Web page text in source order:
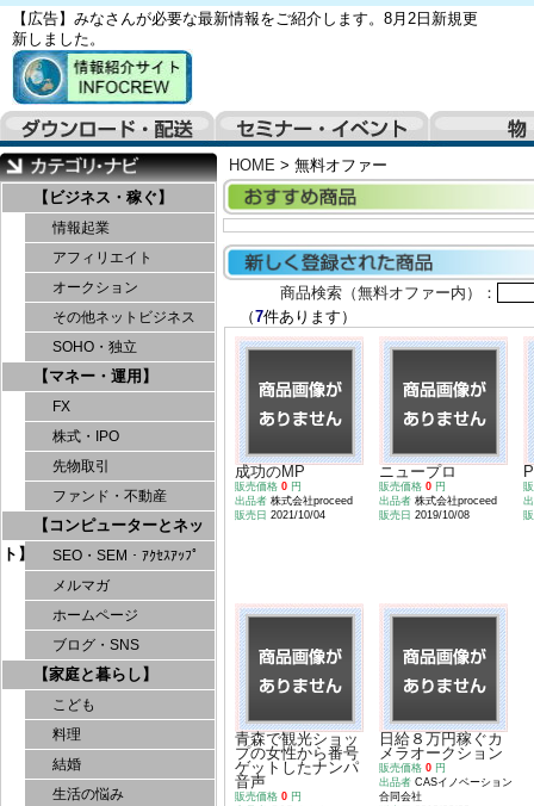
【広告】みなさんが必要な最新情報をご紹介します。8月2日新規更
新しました。
【ビジネス・稼ぐ】
情報起業
アフィリエイト
オークション
その他ネットビジネス
SOHO・独立
【マネー・運用】
FX
株式・IPO
先物取引
ファンド・不動産
【コンピューターとネッ
ト】
SEO・SEM・ｱｸｾｽｱｯﾌﾟ
メルマガ
ホームページ
ブログ・SNS
【家庭と暮らし】
こども
料理
結婚
生活の悩み
HOME > 無料オファー
商品検索（無料オファー内）：
（7件あります）
成功のMP
販売価格 0 円
出品者 株式会社proceed
販売日 2021/10/04
ニュープロ
販売価格 0 円
出品者 株式会社proceed
販売日 2019/10/08
青森で観光ショッ
プの女性から番号
ゲットしたナンパ
音声
販売価格 0 円
日給８万円稼ぐカ
メラオークション
販売価格 0 円
出品者 CASイノベーション
合同会社